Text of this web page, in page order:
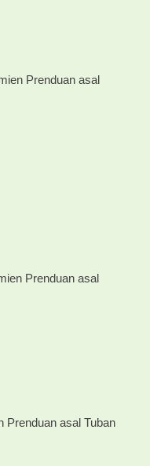
Prenduan asal
Prenduan asal
Prenduan asal Tuban